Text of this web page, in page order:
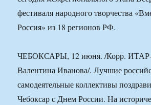
фестиваля народного творчества
Россия» из 18 регионов РФ.
ЧЕБОКСАРЫ, 12 июня. /Корр.
Валентина Иванова/. Лучшие
самодеятельные коллективы
Чебоксар с Днем России. На